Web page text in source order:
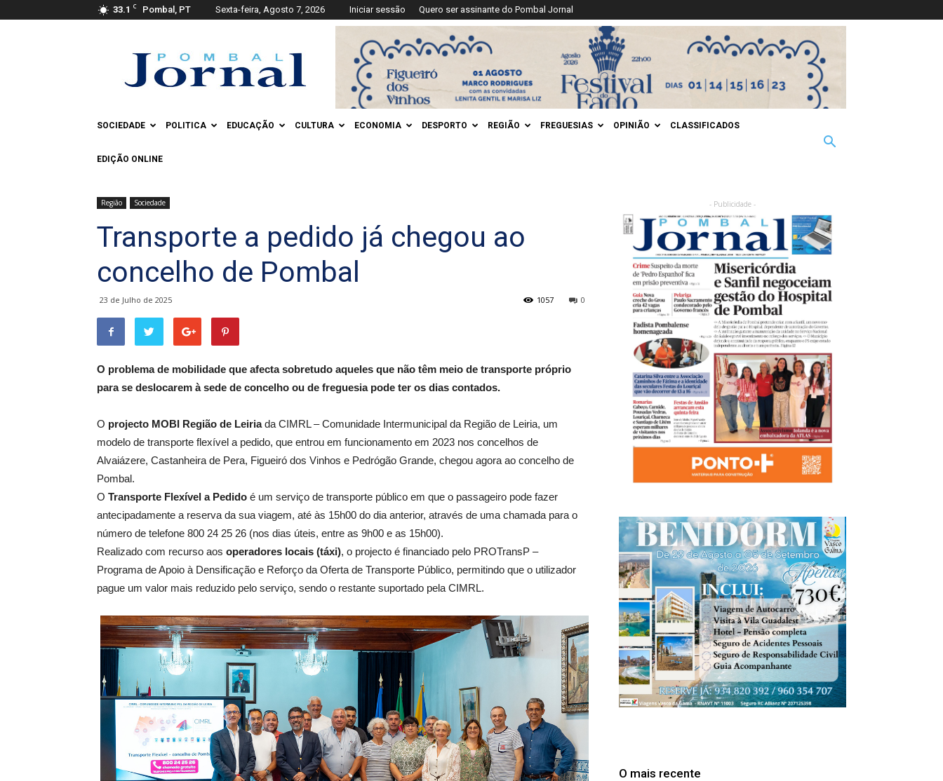
33.1 C Pombal, PT Sexta-feira, Agosto 7, 2026 Iniciar sessão Quero ser assinante do Pombal Jornal
Jornal
SOCIEDADE POLITICA EDUCAÇÃO CULTURA ECONOMIA DESPORTO REGIÃO FREGUESIAS OPINIÃO CLASSIFICADOS
EDIÇÃO ONLINE
Região Sociedade
Transporte a pedido já chegou ao
concelho de Pombal
23 de Julho de 2025 0
1057
O problema de mobilidade que afecta sobretudo aqueles que não têm meio de transporte próprio
para se deslocarem à sede de concelho ou de freguesia pode ter os dias contados.
O projecto MOBI Região de Leiriada CIMRL – Comunidade Intermunicipal da Região de Leiria, um
modelo de transporte flexível a pedido, que entrou em funcionamento em 2023 nos concelhos de
Alvaiázere, Castanheira de Pera, Figueiró dos Vinhos e Pedrógão Grande, chegou agora ao concelho de
Pombal.
O Transporte Flexível a Pedido é um serviço de transporte público em que o passageiro pode fazer
antecipadamente a reserva da sua viagem, até às 15h00 do dia anterior, através de uma chamada para o
número de telefone 800 24 25 26 (nos dias úteis, entre as 9h00 e as 15h00).
Realizado com recurso aos operadores locais (táxi), o projecto é financiado pelo PROTransP –
Programa de Apoio à Densificação e Reforço da Oferta de Transporte Público, permitindo que o utilizador
pague um valor mais reduzido pelo serviço, sendo o restante suportado pela CIMRL.
- Publicidade -
O mais recente